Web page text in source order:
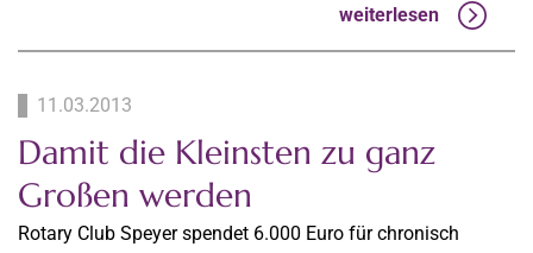
weiterlesen
11.03.2013
Damit die Kleinsten zu ganz
Großen werden
Rotary Club Speyer spendet 6.000 Euro für chronisch